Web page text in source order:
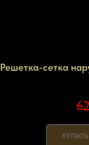
Решетка-сетка